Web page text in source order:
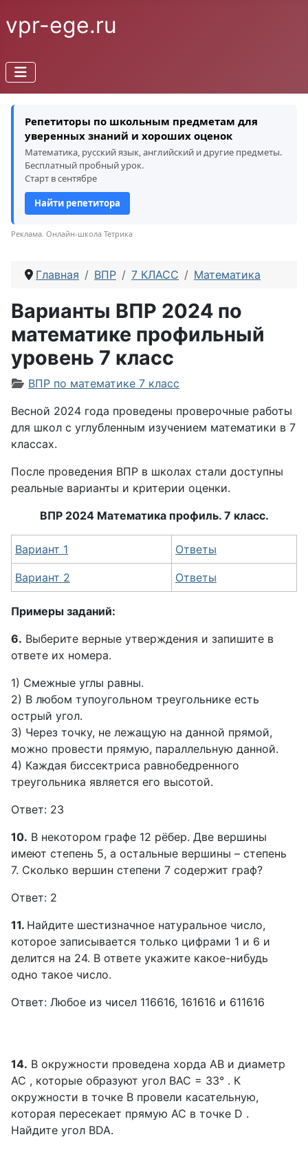
vpr-ege.ru
Репетиторы по школьным предметам для
уверенных знаний и хороших оценок
Математика, русский язык, английский и другие предметы.
Бесплатный пробный урок.
Старт в сентябре
Найти репетитора
Реклама. Онлайн-школа Тетрика
Главная ВПР 7 КЛАСС Математика
Варианты ВПР 2024 по
математике профильный
уровень 7 класс
Информация о материале
ВПР по математике 7 класс
Весной 2024 года проведены проверочные работы
для школ с углубленным изучением математики в 7
классах.
После проведения ВПР в школах стали доступны
реальные варианты и критерии оценки.
ВПР 2024 Математика профиль. 7 класс.
Вариант 1 Ответы
Вариант 2 Ответы
Примеры заданий:
6. Выберите верные утверждения и запишите в
ответе их номера.
1) Смежные углы равны.
2) В любом тупоугольном треугольнике есть
острый угол.
3) Через точку, не лежащую на данной прямой,
можно провести прямую, параллельную данной.
4) Каждая биссектриса равнобедренного
треугольника является его высотой.
Ответ: 23
10. В некотором графе 12 рёбер. Две вершины
имеют степень 5, а остальные вершины – степень
7. Сколько вершин степени 7 содержит граф?
Ответ: 2
11. Найдите шестизначное натуральное число,
которое записывается только цифрами 1 и 6 и
делится на 24. В ответе укажите какое-нибудь
одно такое число.
Ответ: Любое из чисел 116616, 161616 и 611616
14. В окружности проведена хорда AB и диаметр
AC , которые образуют угол ВАС = 33° . К
окружности в точке В провели касательную,
которая пересекает прямую АС в точке D .
Найдите угол BDA.